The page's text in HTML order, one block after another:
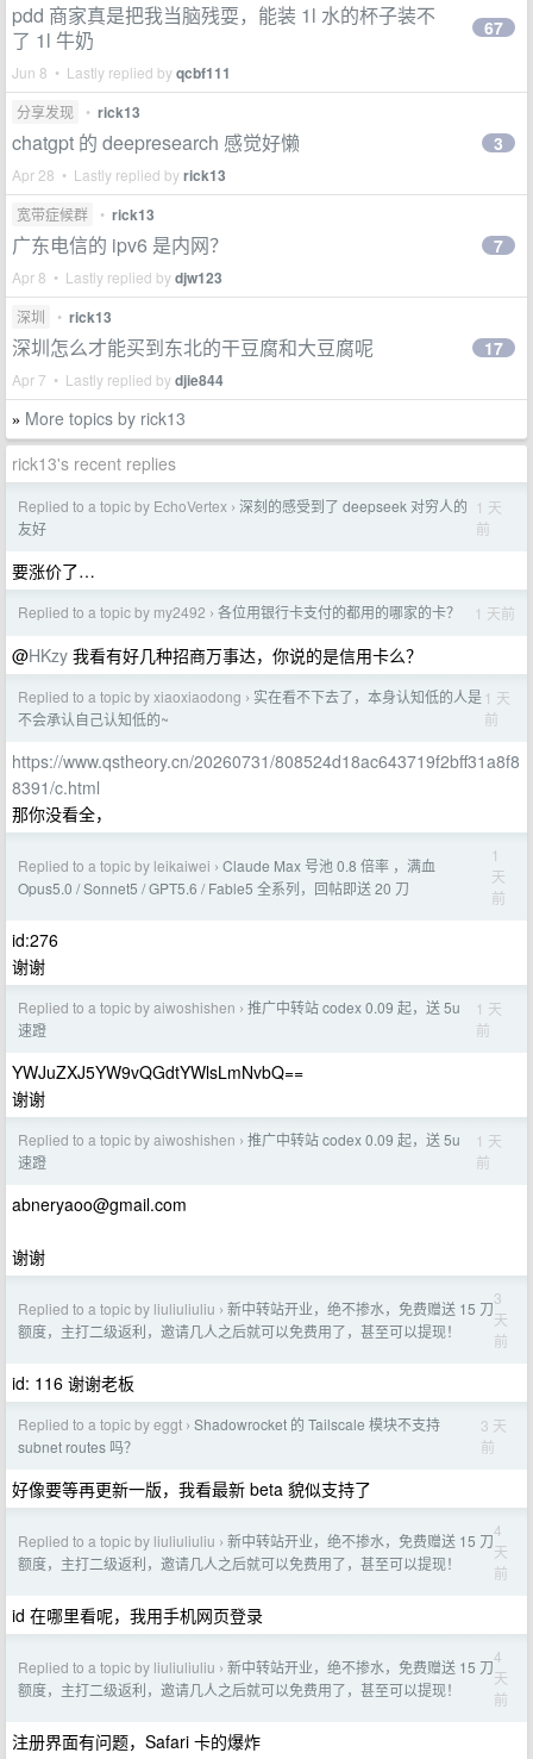
pdd 商家真是把我当脑残耍，能装 1l 水的杯子装不
了 1l 牛奶
Jun 8 • Lastly replied byqcbf111
67
分享发现 • rick13
chatgpt 的 deepresearch 感觉好懒
Apr 28 • Lastly replied byrick13
3
宽带症候群 • rick13
广东电信的 ipv6 是内网？
Apr 8 • Lastly replied bydjw123
7
深圳 • rick13
深圳怎么才能买到东北的干豆腐和大豆腐呢
Apr 7 • Lastly replied bydjie844
17
» More topics by rick13
rick13's recent replies
Replied to a topic by EchoVertex › 深刻的感受到了 deepseek 对穷人的
友好
1 天
前
要涨价了…
Replied to a topic by my2492 › 各位用银行卡支付的都用的哪家的卡？ 1 天前
@HKzy 我看有好几种招商万事达，你说的是信用卡么？
Replied to a topic by xiaoxiaodong › 实在看不下去了，本身认知低的人是
不会承认自己认知低的~
1 天
前
https://www.qstheory.cn/20260731/808524d18ac643719f2bff31a8f8
8391/c.html
那你没看全，
Replied to a topic by leikaiwei › Claude Max 号池 0.8 倍率 ，满血
Opus5.0 / Sonnet5 / GPT5.6 / Fable5 全系列，回帖即送 20 刀
1
天
前
id:276
谢谢
Replied to a topic by aiwoshishen › 推广中转站 codex 0.09 起，送 5u
速蹬
1 天
前
YWJuZXJ5YW9vQGdtYWlsLmNvbQ==
谢谢
Replied to a topic by aiwoshishen › 推广中转站 codex 0.09 起，送 5u
速蹬
1 天
前
abneryaoo@gmail.com
谢谢
Replied to a topic by liuliuliuliu › 新中转站开业，绝不掺水，免费赠送 15 刀
额度，主打二级返利，邀请几人之后就可以免费用了，甚至可以提现！
3
天
前
id: 116 谢谢老板
Replied to a topic by eggt › Shadowrocket 的 Tailscale 模块不支持
subnet routes 吗？
3 天
前
好像要等再更新一版，我看最新 beta 貌似支持了
Replied to a topic by liuliuliuliu › 新中转站开业，绝不掺水，免费赠送 15 刀
额度，主打二级返利，邀请几人之后就可以免费用了，甚至可以提现！
4
天
前
id 在哪里看呢，我用手机网页登录
Replied to a topic by liuliuliuliu › 新中转站开业，绝不掺水，免费赠送 15 刀
额度，主打二级返利，邀请几人之后就可以免费用了，甚至可以提现！
4
天
前
注册界面有问题，Safari 卡的爆炸